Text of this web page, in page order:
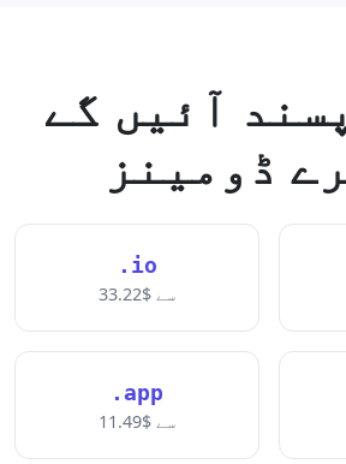
آئیں گے
ڈومینز
.io
سے $33.22
.app
سے $11.49